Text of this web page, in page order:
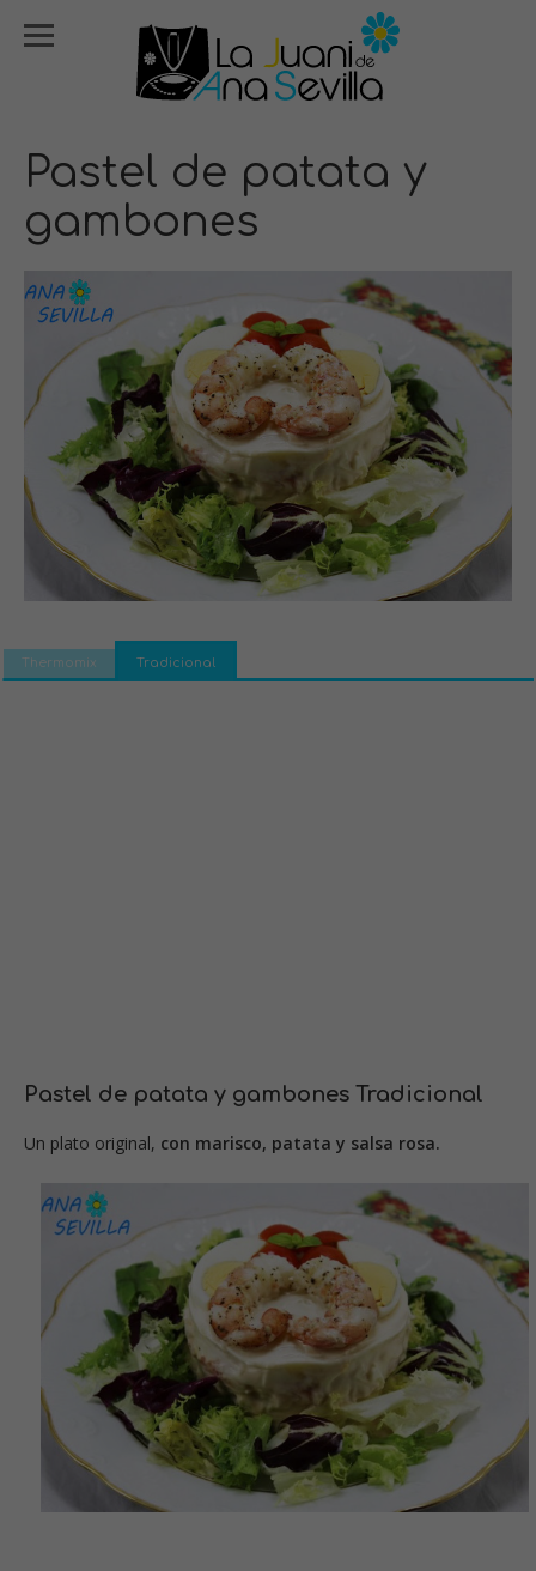
Pastel de patata y
gambones
Thermomix Tradicional
Pastel de patata y gambones Tradicional
Un plato original, con marisco, patata y salsa rosa.